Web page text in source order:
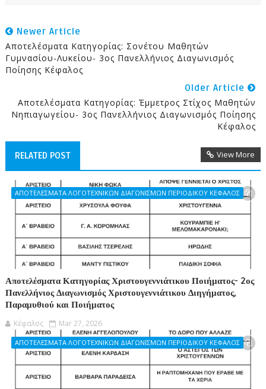
Newer Article
Αποτελέσματα Κατηγορίας: Σονέτου Μαθητών
Γυμνασίου-Λυκείου- 3ος Πανελλήνιος Διαγωνισμός
Ποίησης Κέφαλος
Older Article
Αποτελέσματα Κατηγορίας: Έμμετρος Στίχος Μαθητών
Νηπιαγωγείου- 3ος Πανελλήνιος Διαγωνισμός Ποίησης
Κέφαλος
RELATED POST View More
ΑΠΟΤΕΛΕΣΜΑΤΑ ΛΟΓΟΤΕΧΝΙΚΩΝ ΔΙΑΓΩΝΙΣΜΩΝ ΠΕΡΙΟΔΙΚΟΥ ΚΕΦΑΛΟΣ
Αποτελέσματα Κατηγορίας Χριστουγεννιάτικου Ποιήματος- 2ος
Πανελλήνιος Διαγωνισμός Χριστουγεννιάτικου Διηγήματος,
Παραμυθιού και Ποιήματος
Κέφαλος Mar 27, 2026
ΑΠΟΤΕΛΕΣΜΑΤΑ ΛΟΓΟΤΕΧΝΙΚΩΝ ΔΙΑΓΩΝΙΣΜΩΝ ΠΕΡΙΟΔΙΚΟΥ ΚΕΦΑΛΟΣ